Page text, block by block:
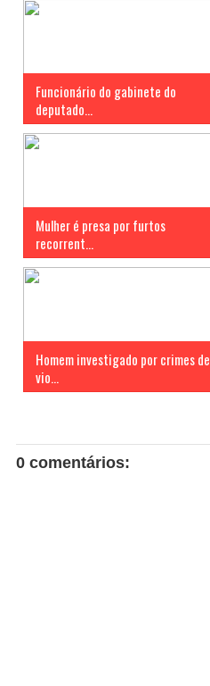
Funcionário do gabinete do
deputado...
Mulher é presa por furtos
recorrent...
Homem investigado por crimes de
vio...
0 comentários: